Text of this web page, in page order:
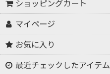
ショッピングカート
マイページ
お気に入り
最近チェックしたアイテム